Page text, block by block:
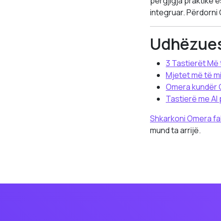
integruar. Përdorni
3 Tastierët Më
Mjetet më të
Omera kundër
Tastierë me AI
Shkarkoni Omera
mund ta arrijë.